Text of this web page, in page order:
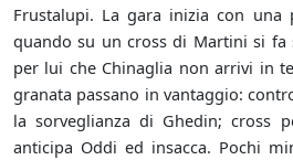
Frustalupi. La gara inizia con una
quando su un cross di Martini si
per lui che Chinaglia non arrivi in
granata passano in vantaggio:
la sorveglianza di Ghedin; cross
anticipa Oddi ed insacca. Pochi